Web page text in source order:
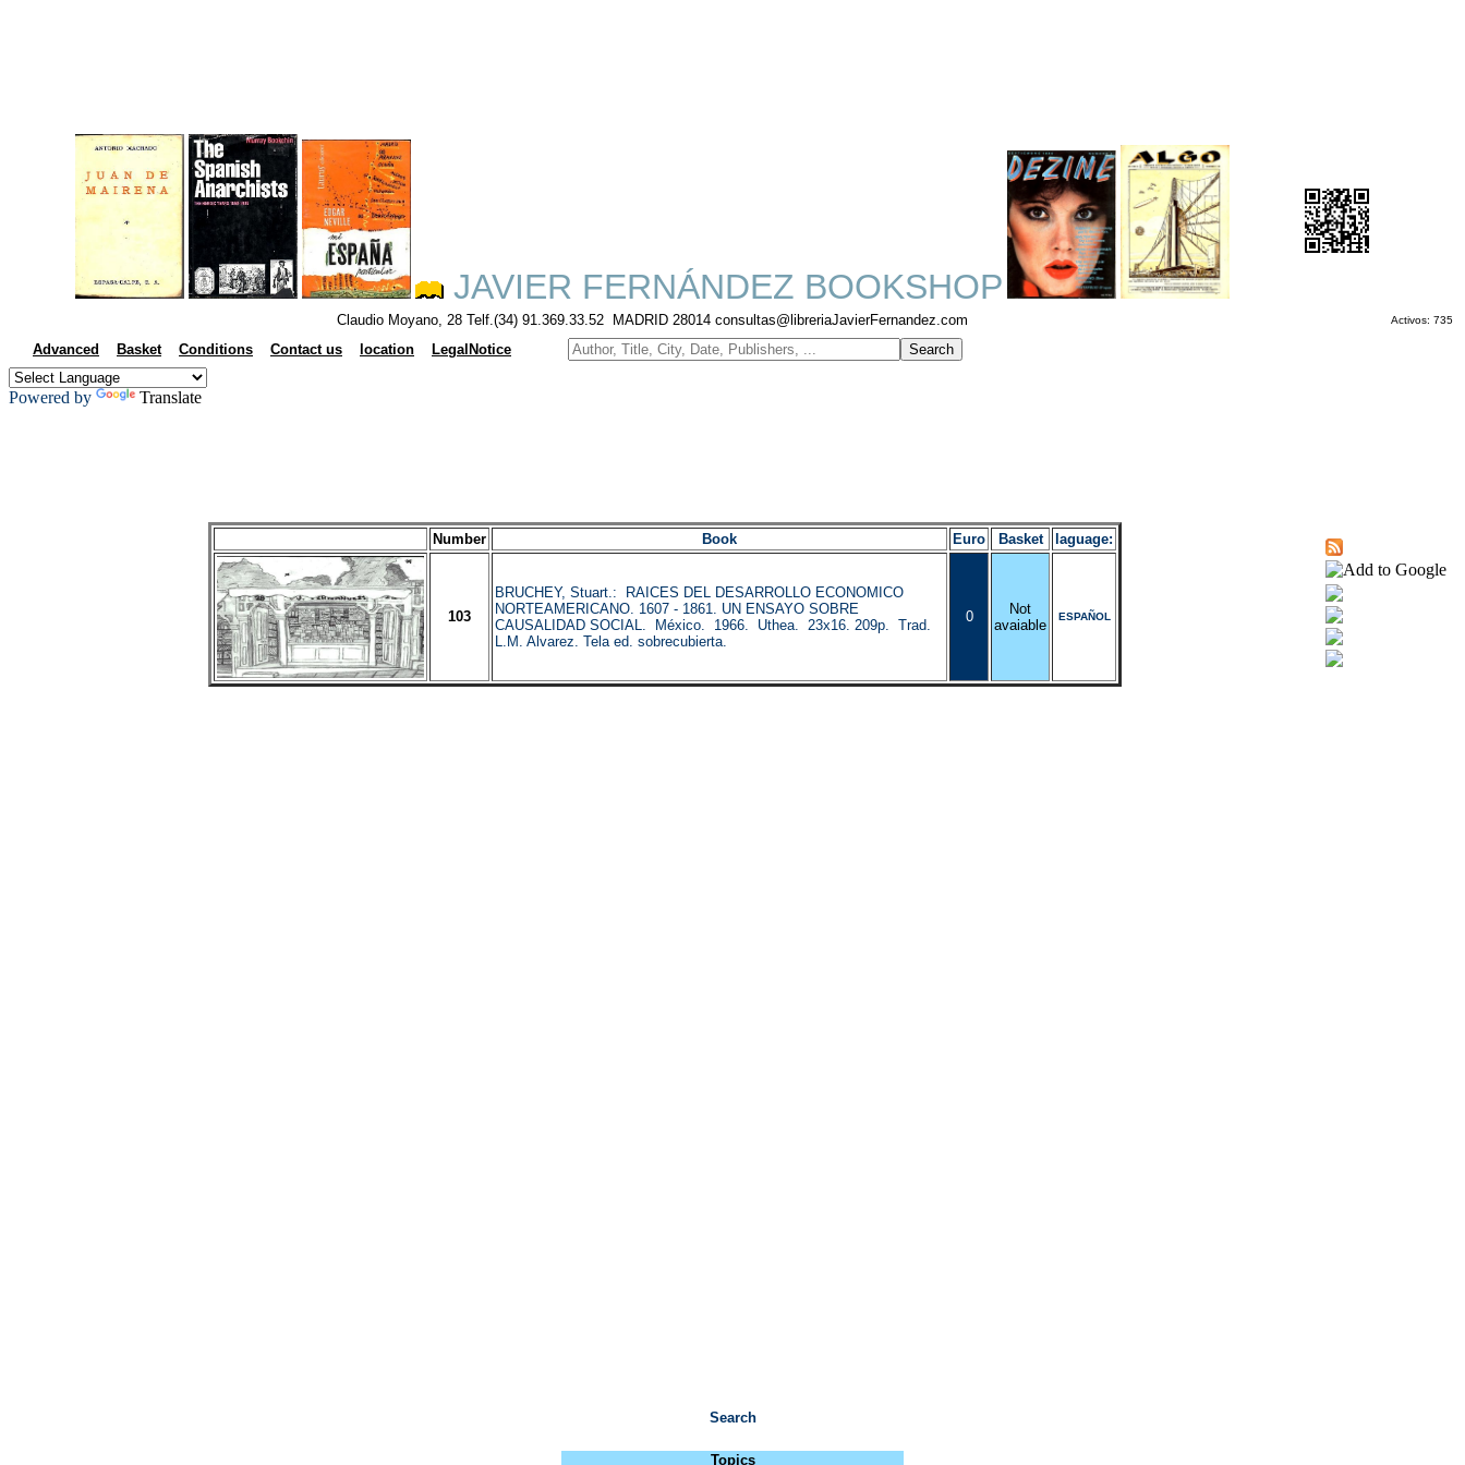
JAVIER FERNÁNDEZ BOOKSHOP
Claudio Moyano, 28 Telf.(34) 91.369.33.52 MADRID 28014 consultas@libreriaJavierFernandez.com Activos: 735
Advanced Basket Conditions Contact us location LegalNotice
Powered by Translate
Number Book Euro Basket laguage:
103
BRUCHEY, Stuart.: RAICES DEL DESARROLLO ECONOMICO
NORTEAMERICANO. 1607 - 1861. UN ENSAYO SOBRE
CAUSALIDAD SOCIAL. México. 1966. Uthea. 23x16. 209p. Trad.
L.M. Alvarez. Tela ed. sobrecubierta.
0
Not
avaiable
ESPAÑOL
Search
Topics